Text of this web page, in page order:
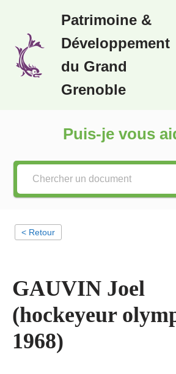
au
contenu
Patrimoine &
Développement
du Grand
Grenoble
Puis-je vous
< Retour
GAUVIN Joel
(hockeyeur
1968)